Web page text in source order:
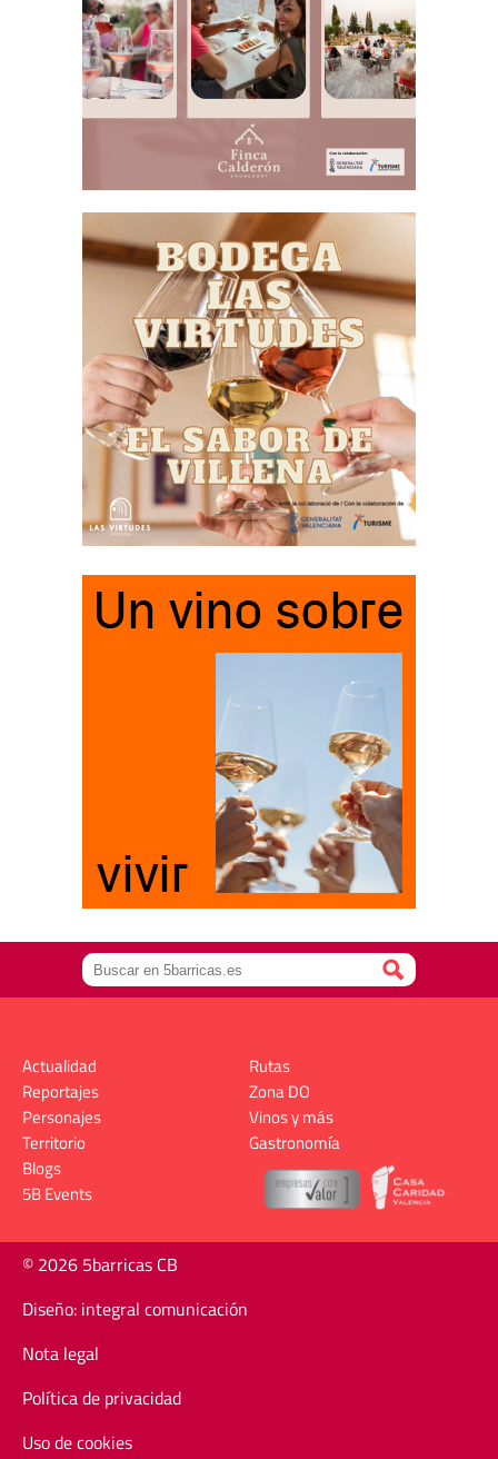
Actualidad
Reportajes
Personajes
Territorio
Rutas
Zona DO
Vinos y más
Gastronomía
Blogs
5B Events
© 2026 5barricas CB
Diseño: integral comunicación
Nota legal
Política de privacidad
Uso de cookies